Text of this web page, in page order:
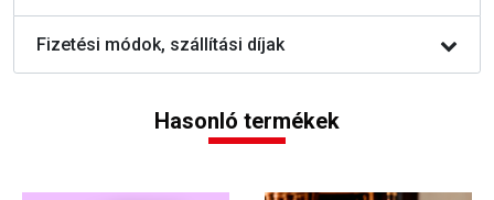
Fizetési módok, szállítási díjak
Hasonló termékek